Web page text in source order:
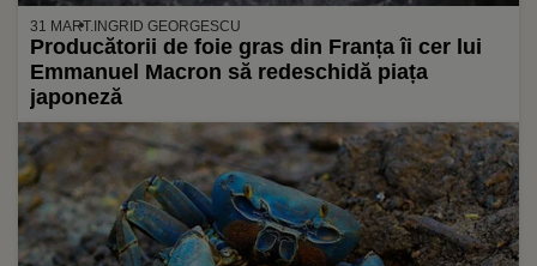
31 MART. INGRID GEORGESCU
Producătorii de foie gras din Franța îi cer lui
Emmanuel Macron să redeschidă piața
japoneză